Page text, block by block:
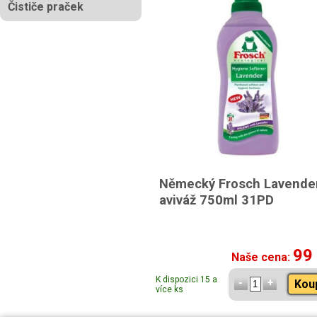
Čističe praček
Německý Frosch
aviváž 750ml 31PD
Naše cena: 99
K dispozici 15 a
více ks